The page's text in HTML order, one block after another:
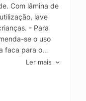
Com lâmina de
lave
- Para
se o uso
faca para o
dos produtos
e tirar a
maior
proporcionando
Ler mais